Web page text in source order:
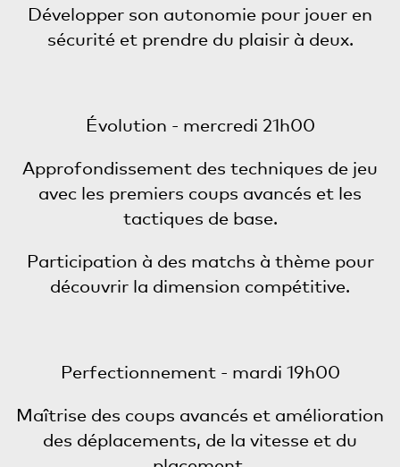
Développer son autonomie pour jouer en
sécurité et prendre du plaisir à deux.
Évolution - mercredi 21h00
Approfondissement des techniques de jeu
avec les premiers coups avancés et les
tactiques de base.
Participation à des matchs à thème pour
découvrir la dimension compétitive.
Perfectionnement - mardi 19h00
Maîtrise des coups avancés et amélioration
des déplacements, de la vitesse et du